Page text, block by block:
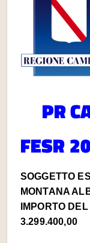
PR
FESR
SOGGETTO
MONTANA
IMPORTO
3.299.400,00